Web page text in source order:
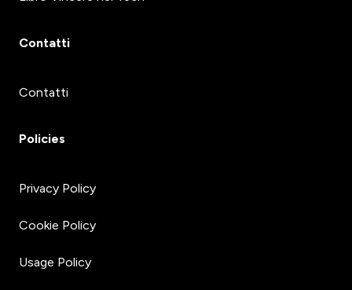
Contatti
Contatti
Policies
Privacy Policy
Cookie Policy
Usage Policy